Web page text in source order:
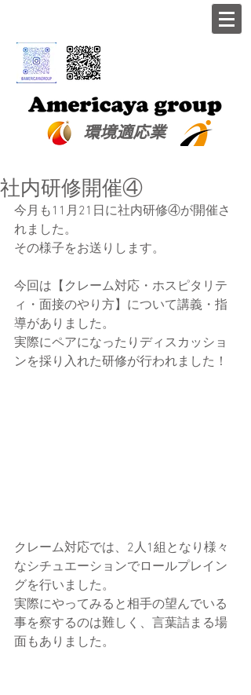
​環境適応業
社内研修開催④
今月も11月21日に社内研修④が開催さ
れました。
その様子をお送りします。
今回は【クレーム対応・ホスピタリテ
ィ・面接のやり方】について講義・指
導がありました。
実際にペアになったりディスカッショ
ンを採り入れた研修が行われました！
クレーム対応では、2人1組となり様々
なシチュエーションでロールプレイン
グを行いました。
実際にやってみると相手の望んでいる
事を察するのは難しく、言葉詰まる場
面もありました。